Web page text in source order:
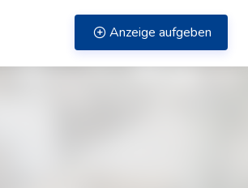
Anzeige aufgeben